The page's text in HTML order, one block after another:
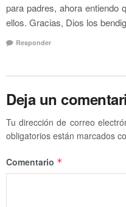
para padres, ahora entiendo
ellos. Gracias, Dios los
Responder
Deja un
Tu dirección de correo
obligatorios están marcados
Comentario *